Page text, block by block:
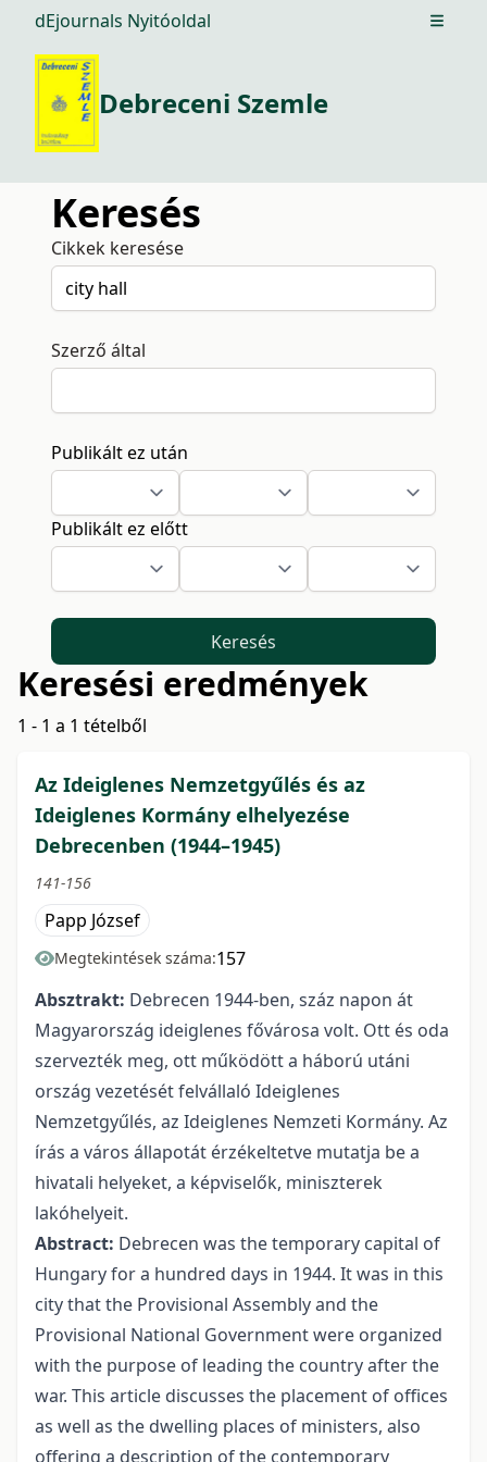
dEjournals Nyitóoldal Open
Debreceni Szemle
Keresés
Cikkek keresése
Szerző által
Publikált ez után
Publikált ez előtt
Keresés
Keresési eredmények
1 - 1 a 1 tételből
Az Ideiglenes Nemzetgyűlés és az
Ideiglenes Kormány elhelyezése
Debrecenben (1944–1945)
141-156
Papp József
Megtekintések száma:157
Absztrakt: Debrecen 1944-ben, száz napon át
Magyarország ideiglenes fővárosa volt. Ott és oda
szervezték meg, ott működött a háború utáni
ország vezetését felvállaló Ideiglenes
Nemzetgyűlés, az Ideiglenes Nemzeti Kormány. Az
írás a város állapotát érzékeltetve mutatja be a
hivatali helyeket, a képviselők, miniszterek
lakóhelyeit.
Abstract: Debrecen was the temporary capital of
Hungary for a hundred days in 1944. It was in this
city that the Provisional Assembly and the
Provisional National Government were organized
with the purpose of leading the country after the
war. This article discusses the placement of offices
as well as the dwelling places of ministers, also
offering a description of the contemporary